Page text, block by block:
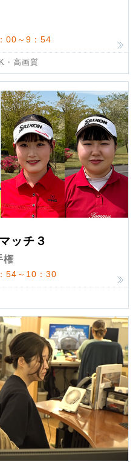
00～9：54
・高画質
ッチ３
権
54～10：30